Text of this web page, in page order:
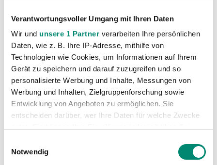
Verantwortungsvoller Umgang mit Ihren Daten
Wir und unsere 1 Partner verarbeiten Ihre persönlichen
Daten, wie z. B. Ihre IP-Adresse, mithilfe von
Technologien wie Cookies, um Informationen auf Ihrem
Gerät zu speichern und darauf zuzugreifen und so
personalisierte Werbung und Inhalte, Messungen von
Werbung und Inhalten, Zielgruppenforschung sowie
Entwicklung von Angeboten zu ermöglichen. Sie
entscheiden darüber, wer Ihre Daten für welche Zwecke
Trigger Symbol ändern oder widerrufen
Notwendig
Fundament
Um den langfristigen sportlichen Erfolg abzusichern,
braucht es auch ein stabiles wirtschaftliches
Fundament. Auch hier arbeitet der Klub hart daran,
die dafür notwendigen Rahmenbedingungen zu
schaffen. „Im Rahmen unserer umfassenden
Investitionen in die Infrastruktur wird auch der BWT
X Oberösterreichische Business-Club modernisiert
und ausgebaut. Damit können wir unseren
Sponsoren noch bessere Betreuung anbieten“, so
Gahleitner. Der Klubboss lässt aber auch keinen